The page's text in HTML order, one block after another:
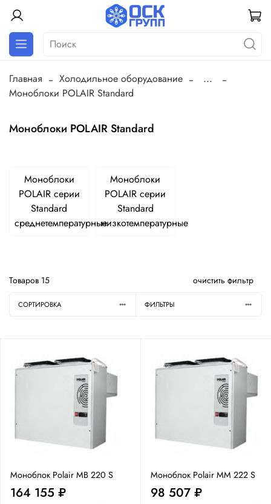
Главная Холодильное оборудование
...
Моноблоки POLAIR Standard
Моноблоки POLAIR Standard
Моноблоки
POLAIR серии
Standard
среднетемпературные
Моноблоки
POLAIR серии
Standard
низкотемпературные
Товаров 15 очистить фильтр
СОРТИРОВКА ФИЛЬТРЫ
Моноблок Polair MB 220 S
164 155 ₽
Моноблок Polair MM 222 S
98 507 ₽